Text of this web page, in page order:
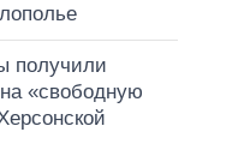
получили
«свободную